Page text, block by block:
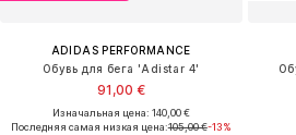
ADIDAS PERFORMANCE
Обувь для бега 'Adistar 4'
91,00 €
Изначальная цена: 140,00 €
Последняя самая низкая цена:105,00 €-13%